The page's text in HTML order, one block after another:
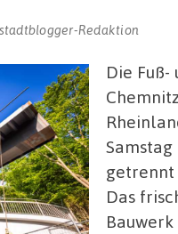
Redaktion
Die
getrennt
Das